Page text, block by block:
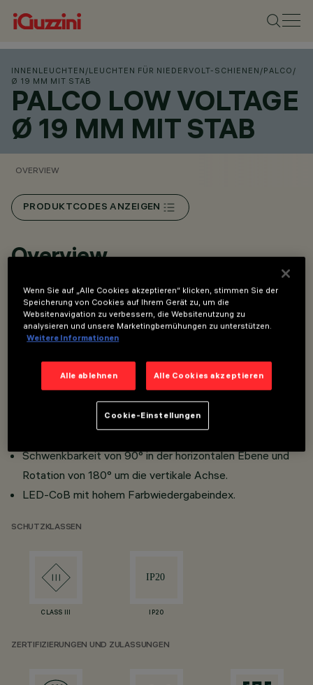
INNENLEUCHTEN /LEUCHTEN FÜR NIEDERVOLT-SCHIENEN /PALCO /
Ø 19 MM MIT STAB
PALCO LOW VOLTAGE
Ø 19 MM MIT STAB
OVERVIEW
PRODUKTCODES ANZEIGEN
Overview
Installation auf Low Voltage (48V).
Miniatur-Strahler mit DC/DCWandler, der versenkbar in
den Adapter integriert ist.
Adapteranschluss-Schiene mit Schnellstecksystem.
Strahlergehäuse aus Aluminiumdruckguss.
thermoplastischem Material.
Schwenkbarkeit von 90° in der horizontalen Ebene und
Rotation von 180° um die vertikale Achse.
LED-CoB mit hohem Farbwiedergabeindex.
SCHUTZKLASSEN
CLASS III IP20
ZERTIFIZIERUNGEN UND ZULASSUNGEN
Wenn Sie auf „Alle Cookies akzeptieren“ klicken, stimmen Sie der
Speicherung von Cookies auf Ihrem Gerät zu, um die
Websitenavigation zu verbessern, die Websitenutzung zu
analysieren und unsere Marketingbemühungen zu unterstützen.
Weitere Informationen
Alle ablehnen Alle Cookies akzeptieren
Cookie-Einstellungen